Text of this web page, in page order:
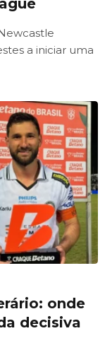
a iniciar uma
onde
decisiva